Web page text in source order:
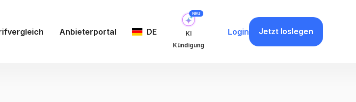
Anbieterportal DE
KI
Kündigung
Login Jetzt loslegen